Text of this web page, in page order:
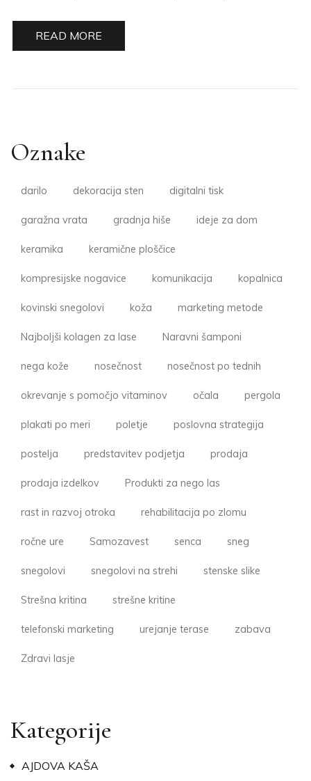
READ MORE
Oznake
darilo dekoracija sten digitalni tisk
garažna vrata gradnja hiše ideje za dom
keramika keramične ploščice
kompresijske nogavice komunikacija kopalnica
kovinski snegolovi koža marketing metode
Najboljši kolagen za lase Naravni šamponi
nega kože nosečnost nosečnost po tednih
okrevanje s pomočjo vitaminov očala pergola
plakati po meri poletje poslovna strategija
postelja predstavitev podjetja prodaja
prodaja izdelkov Produkti za nego las
rast in razvoj otroka rehabilitacija po zlomu
ročne ure Samozavest senca sneg
snegolovi snegolovi na strehi stenske slike
Strešna kritina strešne kritine
telefonski marketing urejanje terase zabava
Zdravi lasje
Kategorije
AJDOVA KAŠA